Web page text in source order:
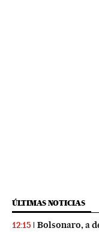
ÚLTIMAS NOTICIAS
12:15 Bolsonaro, a